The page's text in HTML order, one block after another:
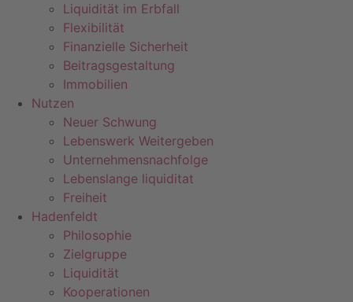
Liquidität im Erbfall
Flexibilität
Finanzielle Sicherheit
Beitragsgestaltung
Immobilien
Nutzen
Neuer Schwung
Lebenswerk Weitergeben
Unternehmensnachfolge
Lebenslange liquiditat
Freiheit
Hadenfeldt
Philosophie
Zielgruppe
Liquidität
Kooperationen